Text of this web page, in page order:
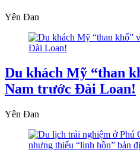
Yên Đan
Du khách Mỹ “than
Nam trước Đài Loan!
Yên Đan